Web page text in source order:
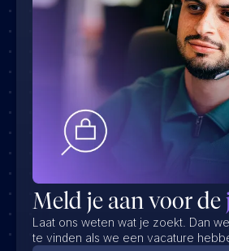
Meld je aan voor de
Laat ons weten wat je zoekt. Dan
te vinden als we een vacature